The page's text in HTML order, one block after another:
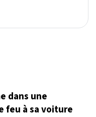
dans une
à sa voiture